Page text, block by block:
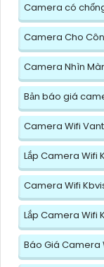
Camera có
Camera Cho
Camera Nhìn
Bản báo giá
Camera Wifi
Lắp Camera Wifi
Camera Wifi
Lắp Camera Wifi
Báo Giá Camera